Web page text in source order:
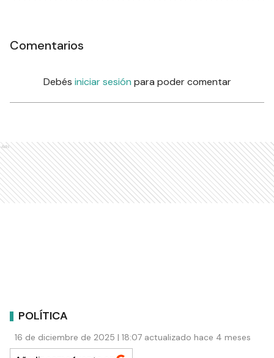
Comentarios
Debés iniciar sesión para poder comentar
Ads
POLÍTICA
16 de diciembre de 2025 | 18:07 actualizado hace 4 meses